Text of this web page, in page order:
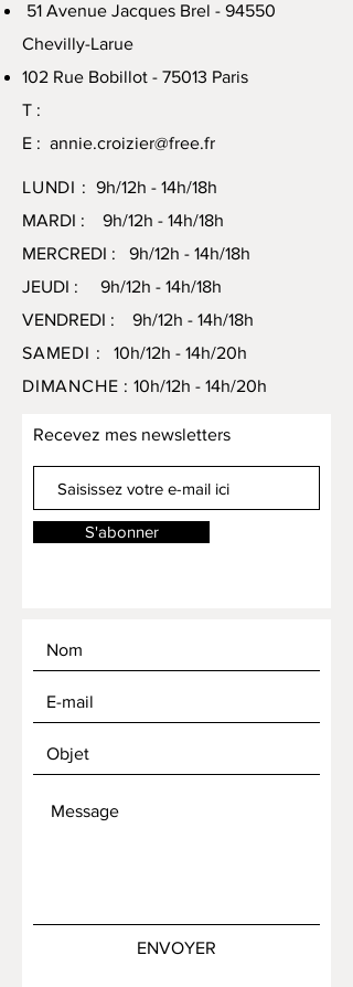
51 Avenue Jacques Brel - 94550
Chevilly-Larue
102 Rue Bobillot - 75013 Paris
T :
E : annie.croizier@free.fr
LUNDI : 9h/12h - 14h/18h
MARDI : 9h/12h - 14h/18h
MERCREDI : 9h/12h - 14h/18h
JEUDI : 9h/12h - 14h/18h
VENDREDI : 9h/12h - 14h/18h
SAMEDI : 10h/12h - 14h/20h
DIMANCHE : 10h/12h - 14h/20h
Recevez mes newsletters
S'abonner
ENVOYER